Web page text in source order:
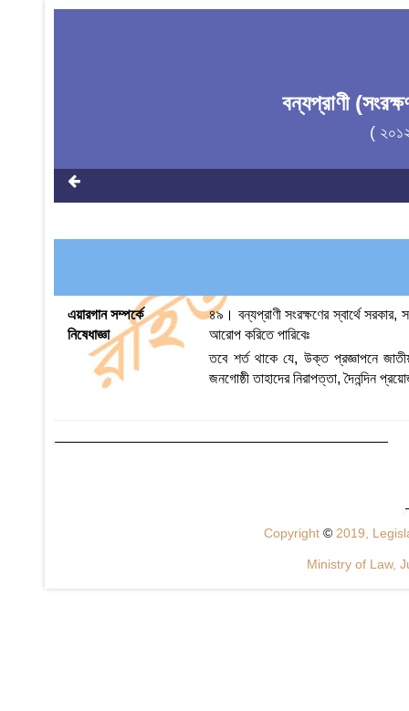
বন্যপ্রাণী
(
এয়ারগান সম্পর্কে
নিষেধাজ্ঞা
৪৯। বন্যপ্রাণী সংরক্ষণের স্বার্থে সরকার,
আরোপ করিতে পারিবেঃ
তবে শর্ত থাকে যে, উক্ত প্রজ্ঞাপনে
জনগোষ্ঠী তাহাদের নিরাপত্তা, দৈনন্দিন
Copyright © 2019,
Ministry of Law,